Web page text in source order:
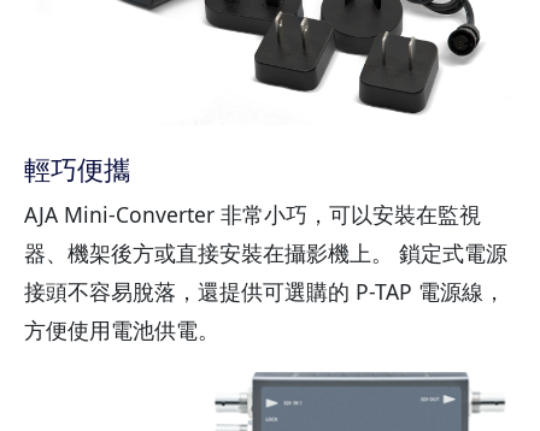
輕巧便攜
AJA Mini-Converter 非常小巧，可以安裝在監視
器、機架後方或直接安裝在攝影機上。 鎖定式電源
接頭不容易脫落，還提供可選購的 P-TAP 電源線，
方便使用電池供電。